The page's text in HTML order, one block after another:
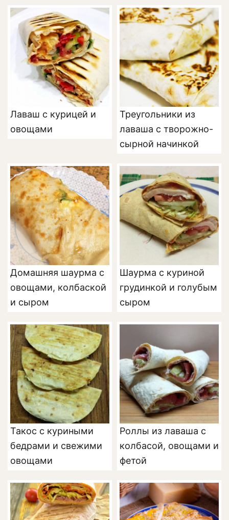
Лаваш с курицей и
овощами
Треугольники из
лаваша с творожно-
сырной начинкой
Домашняя шаурма с
овощами, колбаской
и сыром
Шаурма с куриной
грудинкой и голубым
сыром
Такос с куриными
бедрами и свежими
овощами
Роллы из лаваша с
колбасой, овощами и
фетой